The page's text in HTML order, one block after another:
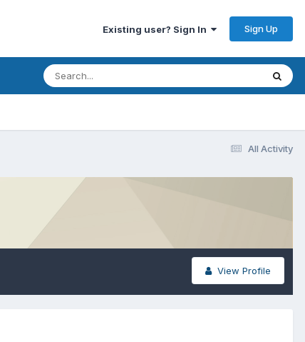
Existing user? Sign In Sign Up
All Activity
View Profile